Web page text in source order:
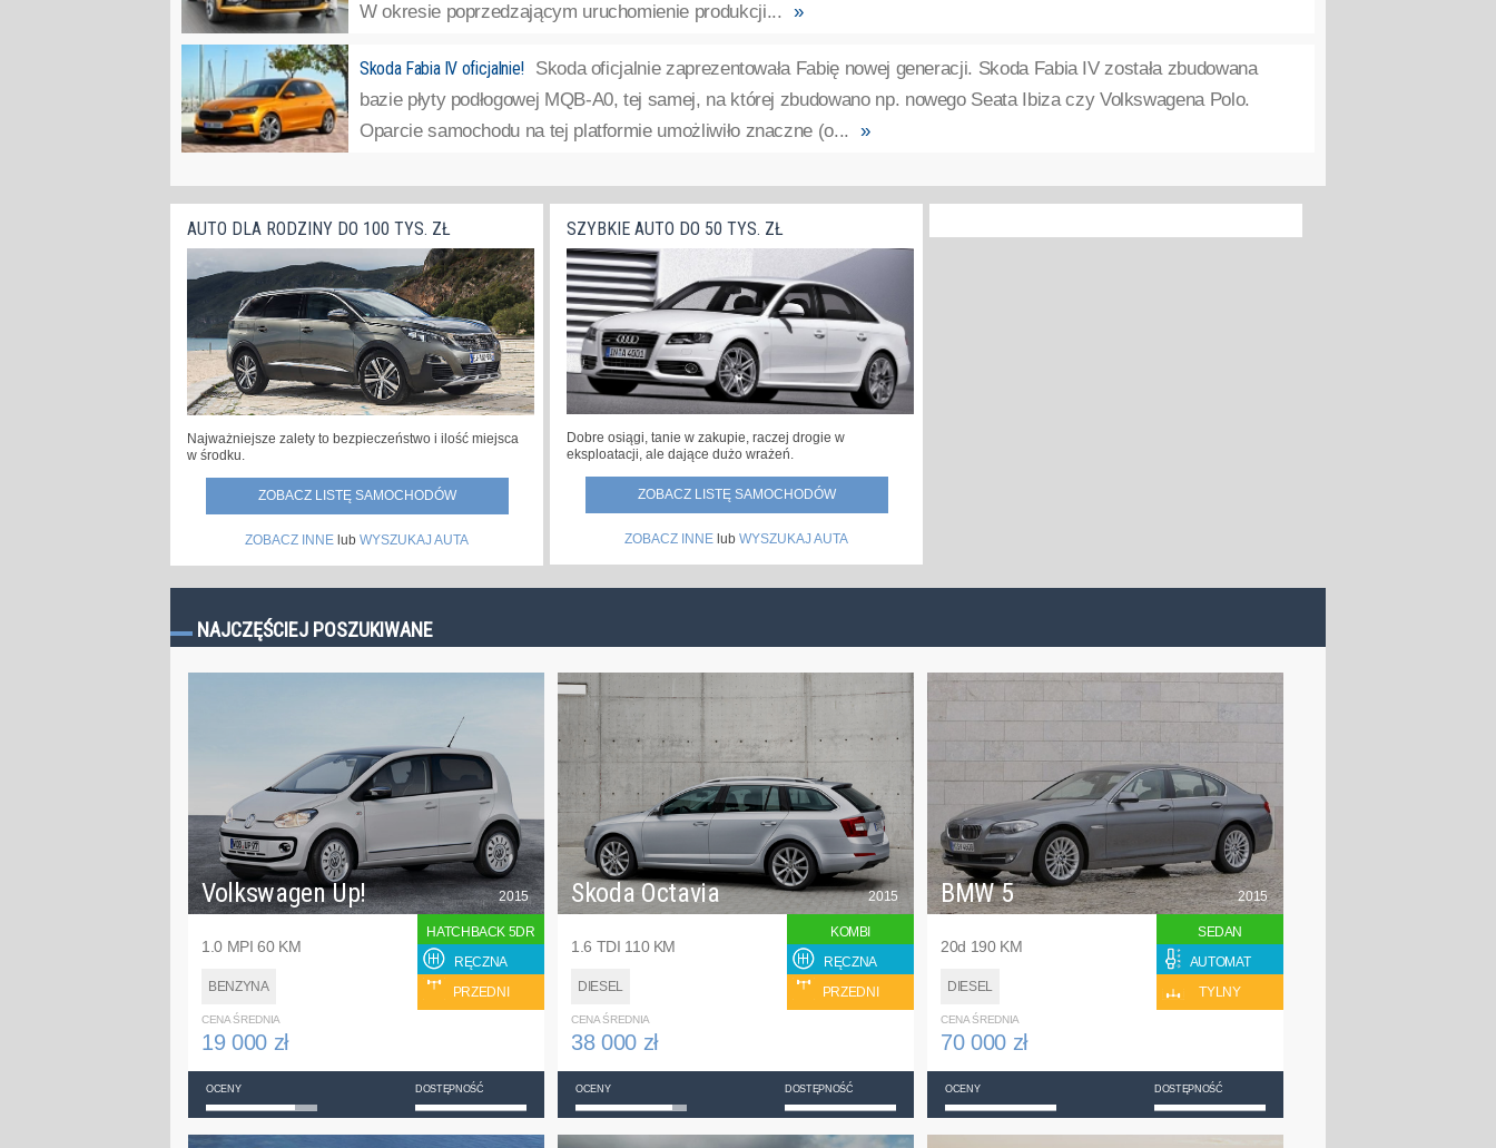
W okresie poprzedzającym uruchomienie produkcji... »
Skoda Fabia IV oficjalnie! Skoda oficjalnie zaprezentowała Fabię nowej generacji. Skoda Fabia IV została zbudowana
bazie płyty podłogowej MQB-A0, tej samej, na której zbudowano np. nowego Seata Ibiza czy Volkswagena Polo.
Oparcie samochodu na tej platformie umożliwiło znaczne (o... »
AUTO DLA RODZINY DO 100 TYS. ZŁ
Najważniejsze zalety to bezpieczeństwo i ilość miejsca
w środku.
ZOBACZ LISTĘ SAMOCHODÓW
ZOBACZ INNE lub WYSZUKAJ AUTA
SZYBKIE AUTO DO 50 TYS. ZŁ
Dobre osiągi, tanie w zakupie, raczej drogie w
eksploatacji, ale dające dużo wrażeń.
ZOBACZ LISTĘ SAMOCHODÓW
ZOBACZ INNE lub WYSZUKAJ AUTA
NAJCZĘŚCIEJ POSZUKIWANE
Volkswagen Up!
1.0 MPI 60 KM
BENZYNA
2015
HATCHBACK 5DR
RĘCZNA
PRZEDNI
CENA ŚREDNIA
19 000 zł
OCENY DOSTĘPNOŚĆ
Skoda Octavia
1.6 TDI 110 KM
DIESEL
2015
KOMBI
RĘCZNA
PRZEDNI
CENA ŚREDNIA
38 000 zł
OCENY DOSTĘPNOŚĆ
BMW 5
20d 190 KM
DIESEL
2015
SEDAN
AUTOMAT
TYLNY
CENA ŚREDNIA
70 000 zł
OCENY DOSTĘPNOŚĆ